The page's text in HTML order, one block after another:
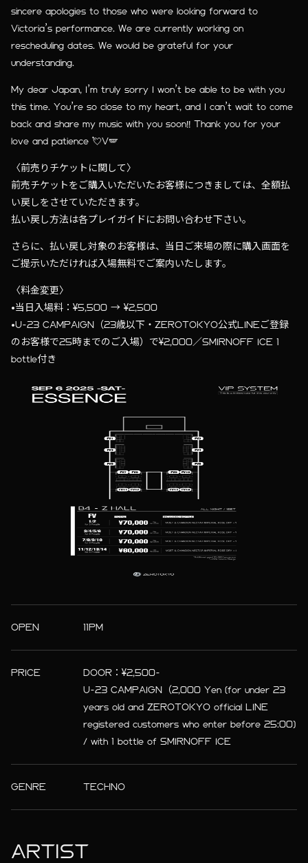
sincere apologies to those who were looking forward to
Victoria’s performance. We are currently working on
rescheduling dates. We would be grateful for your
understanding.
My dear Japan, I’m truly sorry I won’t be able to be with you
this time. You’re so close to my heart, and I can’t wait to come
back and share my music with you soon!! Thank you for your
love and patience 💘V🪽
〈前売りチケットに関して〉
前売チケットをご購入いただいたお客様につきましては、全額払
い戻しをさせていただきます。
払い戻し方法は各プレイガイドにお問い合わせ下さい。
さらに、払い戻し対象のお客様は、当日ご来場の際に購入画面を
ご提示いただければ入場無料でご案内いたします。
〈料金変更〉
•当日入場料：¥5,500 → ¥2,500
•U-23 CAMPAIGN（23歳以下・ZEROTOKYO公式LINEご登録
のお客様で25時までのご入場）で¥2,000／SMIRNOFF ICE 1
bottle付き
OPEN 11PM
PRICE
DOOR：¥2,500-
U-23 CAMPAIGN（2,000 Yen (for under 23
years old and ZEROTOKYO official LINE
registered customers who enter before 25:00)
/ with 1 bottle of SMIRNOFF ICE
GENRE TECHNO
ARTIST